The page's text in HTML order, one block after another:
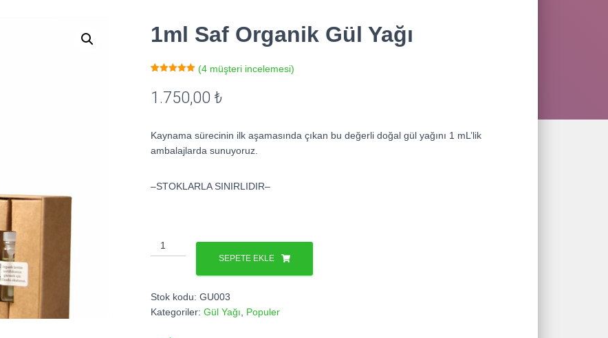
1ml Saf Organik Gül Yağı
dayanarak 5
üzerinden
(4müşteri incelemesi)
1.750,00 ₺
Kaynama sürecinin ilk aşamasında çıkan bu değerli doğal gül yağını 1 mL’lik
ambalajlarda sunuyoruz.
–STOKLARLA SINIRLIDIR–
1ml
Saf
Yağı
adet
SEPETE EKLE
Stok kodu: GU003
Kategoriler: Gül Yağı Populer